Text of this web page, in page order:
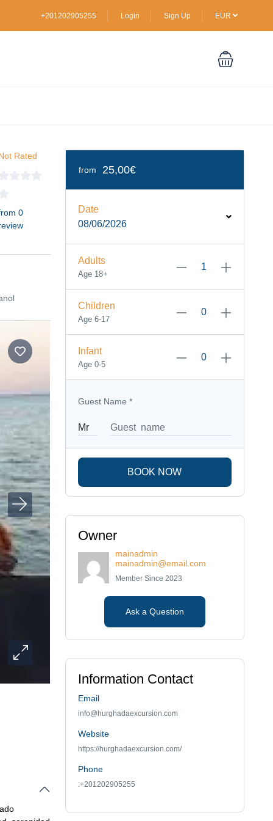
+201202905255 Login Sign Up EUR
Rated
0
from 25,00€
Date
08/06/2026
Adults
Age 18+
Children
Age 6-17
Infant
Age 0-5
Guest Name *
BOOK NOW
Owner
mainadmin
mainadmin@email.com
Member Since 2023
Ask a Question
Information Contact
Email
info@hurghadaexcursion.com
Website
https://hurghadaexcursion.com/
Phone
:+201202905255